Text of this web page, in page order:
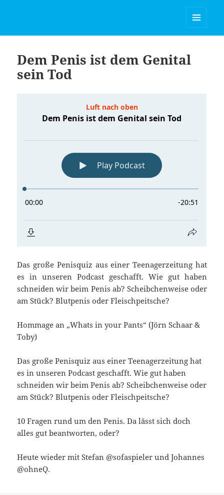
Dem Penis ist dem Genital
sein Tod
Das große Penisquiz aus einer Teenagerzeitung hat
es in unseren Podcast geschafft. Wie gut haben
schneiden wir beim Penis ab? Scheibchenweise oder
am Stück? Blutpenis oder Fleischpeitsche?
Hommage an „Whats in your Pants“ (Jörn Schaar &
Toby)
Das große Penisquiz aus einer Teenagerzeitung hat
es in unseren Podcast geschafft. Wie gut haben
schneiden wir beim Penis ab? Scheibchenweise oder
am Stück? Blutpenis oder Fleischpeitsche?
10 Fragen rund um den Penis. Da lässt sich doch
alles gut beantworten, oder?
Heute wieder mit Stefan @sofaspieler und Johannes
@ohneQ.